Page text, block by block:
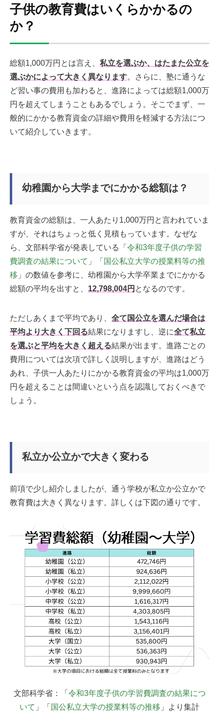
子供の教育費はいくらかかるの
か？
総額1,000万円とは言え、 私立を選ぶか、はたまた公立を
選ぶかによって大きく異なります。さらに、塾に通うな
ど習い事の費用も加わると、進路によっては総額1,000万
円を超えてしまうこともあるでしょう。そこでまず、一
般的にかかる教育資金の詳細や費用を軽減する方法につ
いて紹介していきます。
幼稚園から大学までにかかる総額は？
教育資金の総額は、一人あたり1,000万円と言われていま
すが、それはちょっと低く見積もっています。なぜな
ら、文部科学省が発表している「 令和3年度子供の学習
費調査の結果について 」「 国公私立大学の授業料等の推
移 」 の数値を参考に、幼稚園から大学卒業までにかかる
総額の平均を出すと、 12,798,004円 となるのです。
ただしあくまで平均であり、 全て国公立を選んだ場合は
平均より大きく下回る結果になりますし、逆に全て私立
を選ぶと平均を大きく超える結果が出ます。進路ごとの
費用については次項で詳しく説明しますが、進路はどう
あれ、子供一人あたりにかかる教育資金の平均は1,000万
円を超えることは間違いという点を認識しておくべきで
しょう。
私立か公立かで大きく変わる
前項で少し紹介しましたが、通う学校が私立か公立かで
教育費は大きく異なります。詳しくは下図の通りです。
文部科学省：「 令和3年度子供の学習費調査の結果につ
いて 」「 国公私立大学の授業料等の推移 」より集計